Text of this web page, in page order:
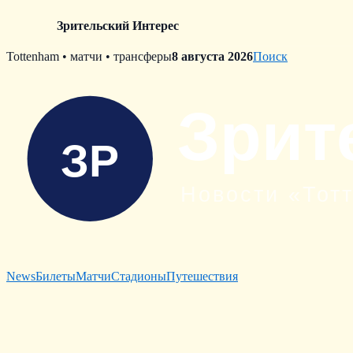
Зрительский Интерес
Skip
Tottenham • матчи • трансферы8 августа 2026Поиск
NewsБилетыМатчиСтадионыПутешествия